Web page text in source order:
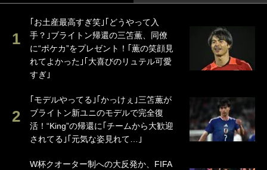
｢お土産最高すぎ笑｣｢どうやって入
手？｣ブライトン帰還の三笘薫、同僚
に“ポケカ”をプレゼント！｢薫の笑顔見
れてよかった｣｢大喜びのリュテル可愛
すぎ｣
｢モデルやってる｣｢かっけぇ｣三笘薫が
ブライトン新ユニのモデルで完全復
活！“King”の帰還に｢チームから大歓迎
されてる｣｢元気な姿見れて…｣
W杯クオーター制への大反発か、FIFA